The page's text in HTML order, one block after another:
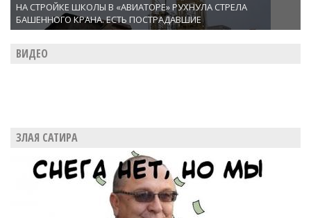
НА СТРОЙКЕ ШКОЛЫ В «АВИАТОРЕ» РУХНУЛА СТРЕЛА
БАШЕННОГО КРАНА. ЕСТЬ ПОСТРАДАВШИЕ
ВИДЕО
ЗЛАЯ САТИРА